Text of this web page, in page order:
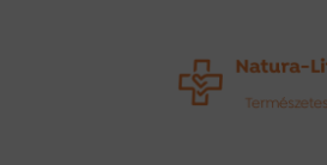
Ugrás
Kilépés